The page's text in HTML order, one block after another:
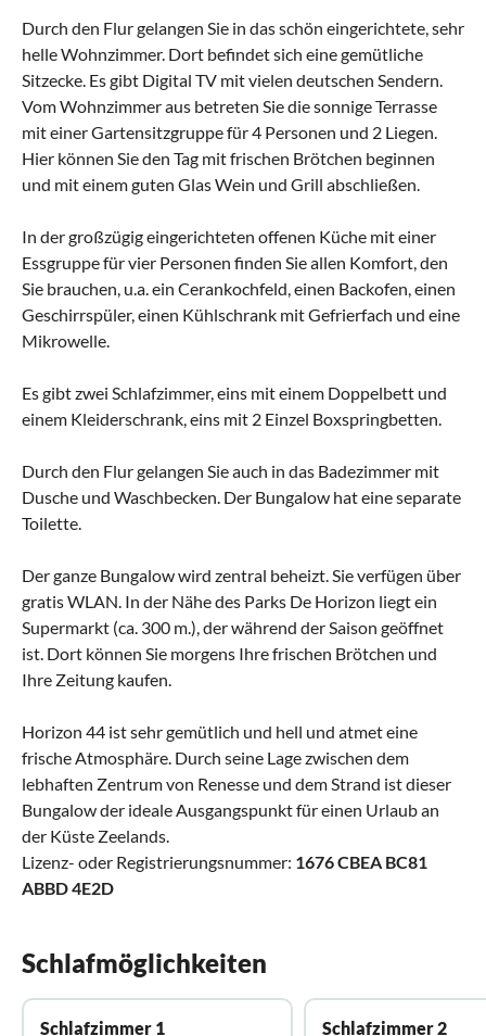
Durch den Flur gelangen Sie in das schön eingerichtete, sehr
helle Wohnzimmer. Dort befindet sich eine gemütliche
Sitzecke. Es gibt Digital TV mit vielen deutschen Sendern.
Vom Wohnzimmer aus betreten Sie die sonnige Terrasse
mit einer Gartensitzgruppe für 4 Personen und 2 Liegen.
Hier können Sie den Tag mit frischen Brötchen beginnen
und mit einem guten Glas Wein und Grill abschließen.
In der großzügig eingerichteten offenen Küche mit einer
Essgruppe für vier Personen finden Sie allen Komfort, den
Sie brauchen, u.a. ein Cerankochfeld, einen Backofen, einen
Geschirrspüler, einen Kühlschrank mit Gefrierfach und eine
Mikrowelle.
Es gibt zwei Schlafzimmer, eins mit einem Doppelbett und
einem Kleiderschrank, eins mit 2 Einzel Boxspringbetten.
Durch den Flur gelangen Sie auch in das Badezimmer mit
Dusche und Waschbecken. Der Bungalow hat eine separate
Toilette.
Der ganze Bungalow wird zentral beheizt. Sie verfügen über
gratis WLAN. In der Nähe des Parks De Horizon liegt ein
Supermarkt (ca. 300 m.), der während der Saison geöffnet
ist. Dort können Sie morgens Ihre frischen Brötchen und
Ihre Zeitung kaufen.
Horizon 44 ist sehr gemütlich und hell und atmet eine
frische Atmosphäre. Durch seine Lage zwischen dem
lebhaften Zentrum von Renesse und dem Strand ist dieser
Bungalow der ideale Ausgangspunkt für einen Urlaub an
der Küste Zeelands.
Lizenz- oder Registrierungsnummer: 1676 CBEA BC81
ABBD 4E2D
Schlafmöglichkeiten
Schlafzimmer 1 Schlafzimmer 2